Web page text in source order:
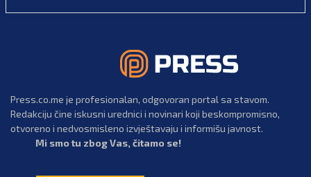
Press.co.me je profesionalan, odgovoran portal sa stavom.
Redakciju čine iskusni urednici i novinari koji beskompromisno,
otvoreno i nedvosmisleno izvještavaju i informišu javnost.
Mi smo tu zbog Vas, čitamo se!